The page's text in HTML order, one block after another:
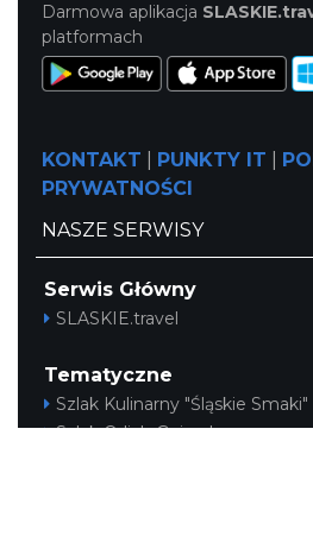
Darmowa aplikacja
platformach
KONTAKT PUNKTY IT
PRYWATNOŚCI
NASZE SERWISY
Serwis Główny
SLASKIE.travel
Tematyczne
Szlak Kulinarny "Śląskie Smaki"
Szlak Orlich Gniazd